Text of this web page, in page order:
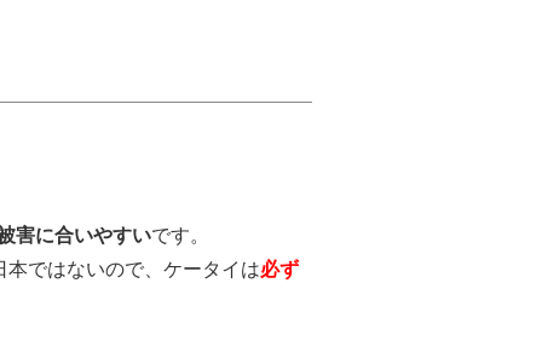
害に合いやすいです。
ではないので、ケータイは必ず